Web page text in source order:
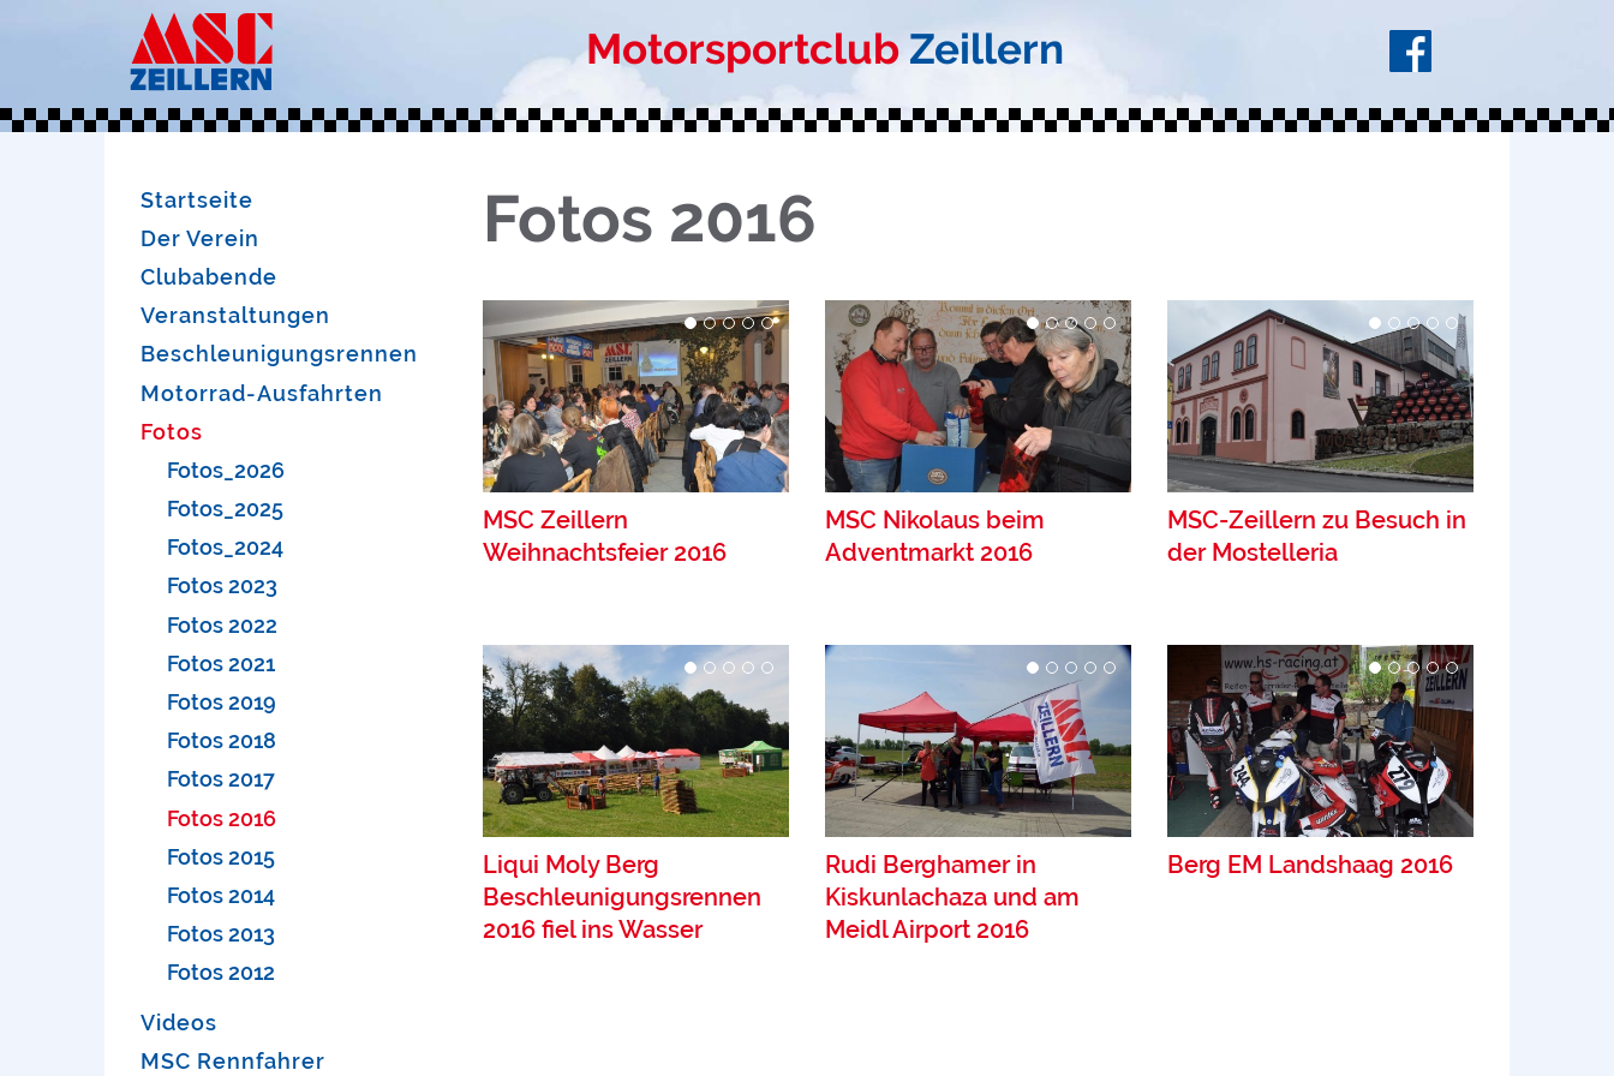
Motorsportclub Zeillern
Fotos 2016
MSC Zeillern
Weihnachtsfeier 2016
MSC Nikolaus beim
Adventmarkt 2016
MSC-Zeillern zu Besuch in
der Mostelleria
Liqui Moly Berg
Beschleunigungsrennen
2016 fiel ins Wasser
Rudi Berghamer in
Kiskunlachaza und am
Meidl Airport 2016
Berg EM Landshaag 2016
Startseite
Der Verein
Clubabende
Veranstaltungen
Beschleunigungsrennen
Motorrad-Ausfahrten
Fotos
Fotos_2026
Fotos_2025
Fotos_2024
Fotos 2023
Fotos 2022
Fotos 2021
Fotos 2019
Fotos 2018
Fotos 2017
Fotos 2016
Fotos 2015
Fotos 2014
Fotos 2013
Fotos 2012
Videos
MSC Rennfahrer